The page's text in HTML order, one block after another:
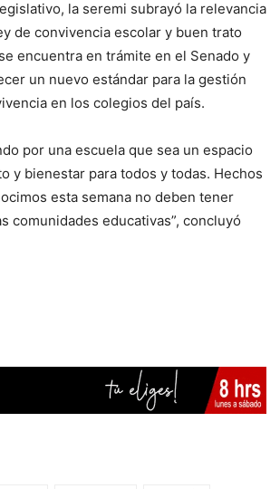
la seremi subrayó la relevancia
de convivencia escolar y buen trato
encuentra en trámite en el Senado y
un nuevo estándar para la gestión
en los colegios del país.
por una escuela que sea un espacio
y bienestar para todos y todas. Hechos
esta semana no deben tener
comunidades educativas”, concluyó